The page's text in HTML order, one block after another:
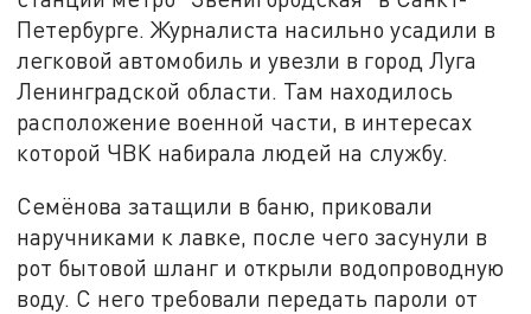
Петербурге. Журналиста насильно усадили в
легковой автомобиль и увезли в город Луга
Ленинградской области. Там находилось
расположение военной части, в интересах
которой ЧВК набирала людей на службу.
Семёнова затащили в баню, приковали
наручниками к лавке, после чего засунули в
рот бытовой шланг и открыли водопроводную
воду. С него требовали передать пароли от